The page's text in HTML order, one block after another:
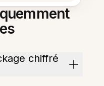
chiffré